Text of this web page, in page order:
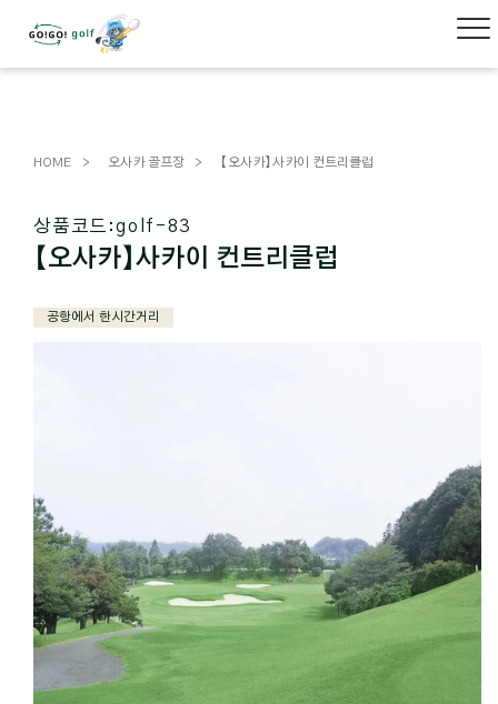
HOME 오사카 골프장 【오사카】사카이 컨트리클럽
상품코드:golf-83
【오사카】사카이 컨트리클럽
공항에서 한시간거리